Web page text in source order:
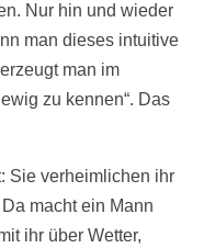
Nur hin und wieder
man dieses intuitive
man im
zu kennen“. Das
Sie verheimlichen ihr
macht ein Mann
ihr über Wetter,